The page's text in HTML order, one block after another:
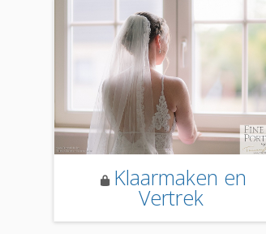
Klaarmaken en
Vertrek